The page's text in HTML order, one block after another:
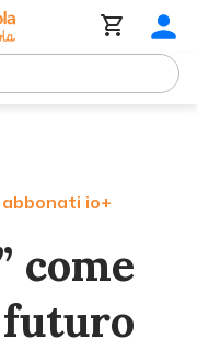
io+
come